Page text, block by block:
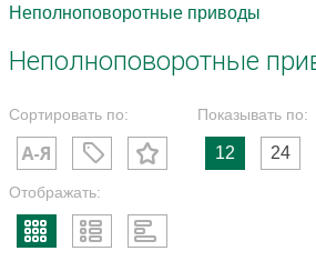
Неполноповоротные приводы
Неполноповоротные
Сортировать по: Показывать по:
12 24
Отображать: